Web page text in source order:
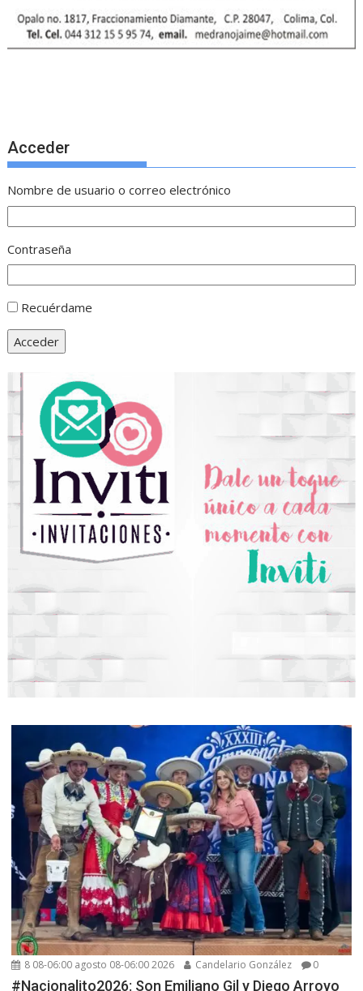
Acceder
Nombre de usuario o correo electrónico
Contraseña
Recuérdame
Acceder
8 08-06:00 agosto 08-06:00 2026 Candelario González 0
#Nacionalito2026: Son Emiliano Gil y Diego Arroyo